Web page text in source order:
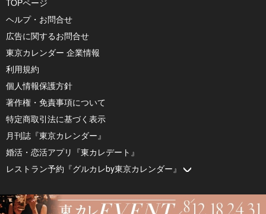
TOPページ
ヘルプ・お問合せ
広告に関するお問合せ
東京カレンダー 企業情報
利用規約
個人情報保護方針
著作権・免責事項について
特定商取引法に基づく表示
月刊誌『東京カレンダー』
婚活・恋活アプリ『東カレデート』
レストラン予約『グルカレby東京カレンダー』